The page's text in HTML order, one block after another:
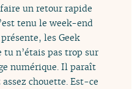
faire un retour rapide
tenu le week-end
les Geek
tu n’étais pas trop sur
numérique. Il paraît
chouette. Est-ce